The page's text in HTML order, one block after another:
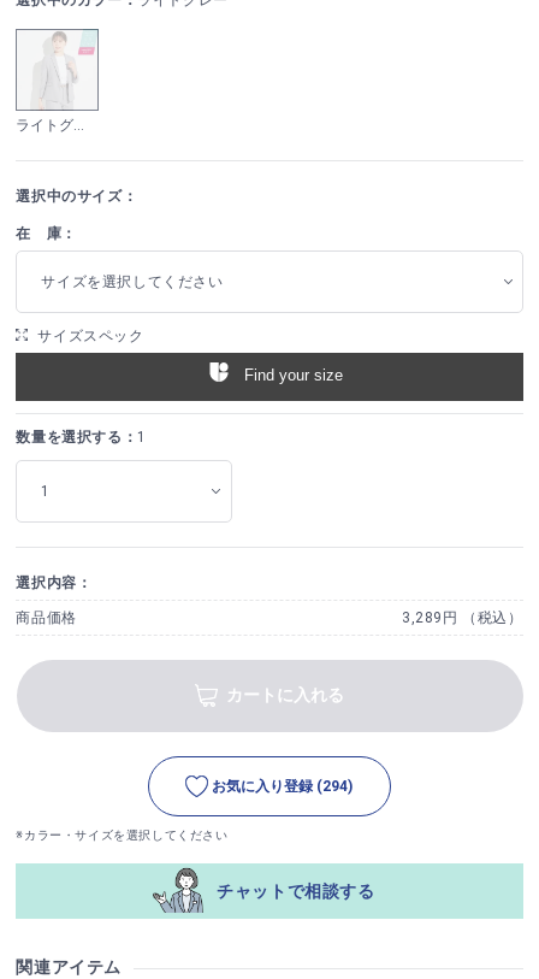
ライトグレー
選択中のサイズ：
在 庫：
サイズを選択してください
サイズスペック
Find your size
数量を選択する： 1
選択内容：
商品価格 3,289円 （税込）
カートに入れる
お気に入り登録 (294)
※カラー・サイズを選択してください
チャットで相談する
関連アイテム